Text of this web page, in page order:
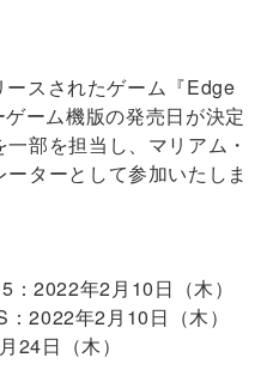
スされたゲーム『Edge
ーム機版の発売日が決定
部を担当し、マリアム・
ターとして参加いたしま
2022年2月10日（木）
2022年2月10日（木）
24日（木）